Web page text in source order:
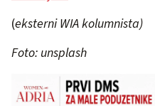
(eksterni WIA kolumnista)
Foto: unsplash